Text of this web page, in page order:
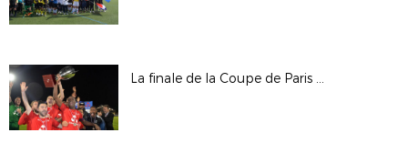
La finale de la Coupe de Paris Crédit Mutuel IDF Seniors